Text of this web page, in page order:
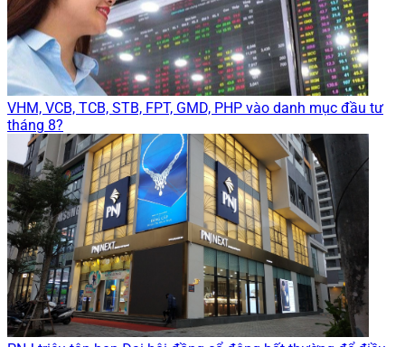
VHM, VCB, TCB, STB, FPT, GMD, PHP vào danh mục đầu tư
tháng 8?